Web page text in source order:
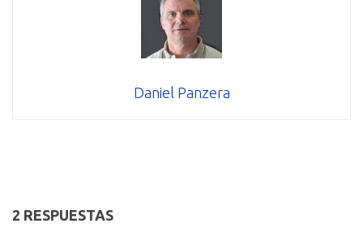
Daniel Panzera
2 RESPUESTAS